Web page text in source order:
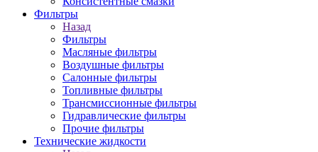
Фильтры
Назад
Фильтры
Масляные фильтры
Воздушные фильтры
Салонные фильтры
Топливные фильтры
Трансмиссионные фильтры
Гидравлические фильтры
Прочие фильтры
Технические жидкости